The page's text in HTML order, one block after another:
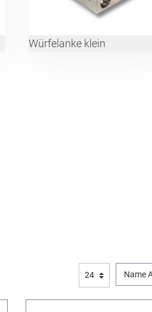
Würfelanke klein